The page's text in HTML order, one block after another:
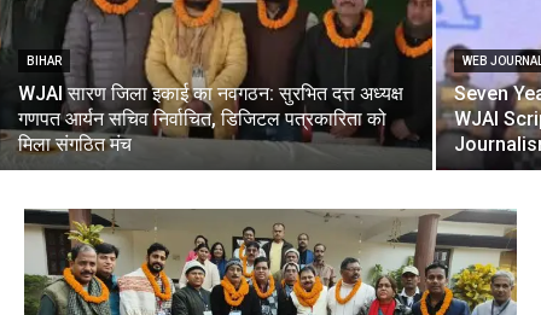
BIHAR
WJAI सारण जिला इकाई का नवगठन: सुरभित दत्त अध्यक्ष
गणपत आर्यन सचिव निर्वाचित, डिजिटल पत्रकारिता को
मिला संगठित मंच
WEB
Seven
WJAI